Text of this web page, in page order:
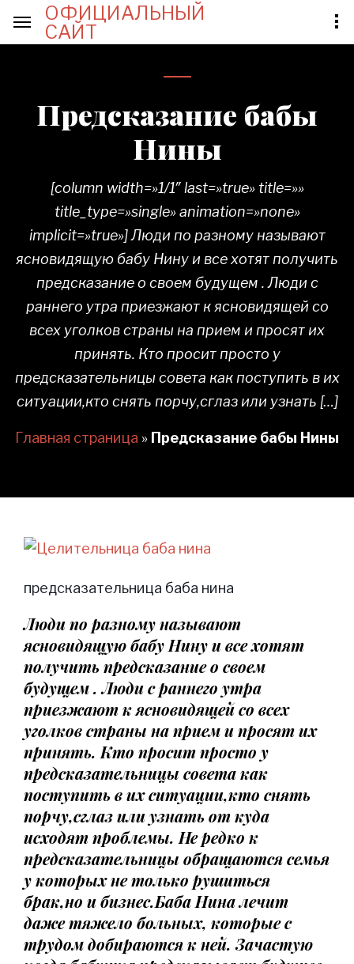
ОФИЦИАЛЬНЫЙ
САЙТ
Предсказание бабы
Нины
[column width=»1/1″ last=»true» title=»»
title_type=»single» animation=»none»
implicit=»true»] Люди по разному называют
ясновидящую бабу Нину и все хотят получить
предсказание о своем будущем . Люди с
раннего утра приезжают к ясновидящей со
всех уголков страны на прием и просят их
принять. Кто просит просто у
предсказательницы совета как поступить в их
ситуации,кто снять порчу,сглаз или узнать […]
Главная страница » Предсказание бабы Нины
предсказательница баба нина
Люди по разному называют
ясновидящую бабу Нину и все хотят
получить предсказание о своем
будущем . Люди с раннего утра
приезжают к ясновидящей со всех
уголков страны на прием и просят их
принять. Кто просит просто у
предсказательницы совета как
поступить в их ситуации,кто снять
порчу,сглаз или узнать от куда
исходят проблемы. Не редко к
предсказательницы обращаются семья
у которых не только рушиться
брак,но и бизнес.Баба Нина лечит
даже тяжело больных, которые с
трудом добираются к ней. Зачастую